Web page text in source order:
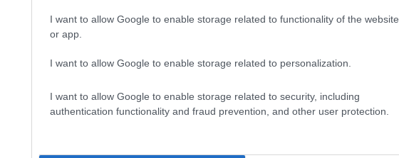
I want to allow Google to enable storage related to functionality of the website
or app.
I want to allow Google to enable storage related to personalization.
I want to allow Google to enable storage related to security, including
authentication functionality and fraud prevention, and other user protection.